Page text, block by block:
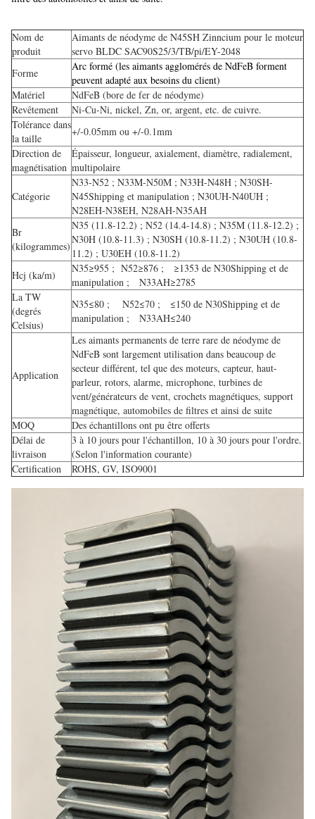
Nom de
produit
Aimants de néodyme de N45SH Zinncium pour le moteur
servo BLDC SAC90S25/3/TB/pi/EY-2048
Forme
Arc formé (les aimants agglomérés de NdFeB forment
peuvent adapté aux besoins du client)
Matériel
NdFeB (bore de fer de néodyme)
Revêtement
Ni-Cu-Ni, nickel, Zn, or, argent, etc. de cuivre.
Tolérance dans
la taille
+/-0.05mm ou +/-0.1mm
Direction de
magnétisation
Épaisseur, longueur, axialement, diamètre, radialement,
multipolaire
Catégorie
N33-N52 ; N33M-N50M ; N33H-N48H ; N30SH-
N45Shipping et manipulation ; N30UH-N40UH ;
N28EH-N38EH, N28AH-N35AH
Br
(kilogrammes)
N35 (11.8-12.2) ; N52 (14.4-14.8) ; N35M (11.8-12.2) ;
N30H (10.8-11.3) ; N30SH (10.8-11.2) ; N30UH (10.8-
11.2) ; U30EH (10.8-11.2)
Hcj (ka/m)
N35≥955 ; N52≥876 ; ≥1353 de N30Shipping et de
manipulation ; N33AH≥2785
La TW
(degrés
Celsius)
N35≤80 ; N52≤70 ; ≤150 de N30Shipping et de
manipulation ; N33AH≤240
Application
Les aimants permanents de terre rare de néodyme de
NdFeB sont largement utilisation dans beaucoup de
secteur différent, tel que des moteurs, capteur, haut-
parleur, rotors, alarme, microphone, turbines de
vent/générateurs de vent, crochets magnétiques, support
magnétique, automobiles de filtres et ainsi de suite
MOQ
Des échantillons ont pu être offerts
Délai de
livraison
3 à 10 jours pour l'échantillon, 10 à 30 jours pour l'ordre.
(Selon l'information courante)
Certification
ROHS, GV, ISO9001